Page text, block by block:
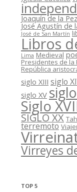
Joaquín de la
José Agustín de
José de San Martín
Libros
Lima Medieval
Presidentes de la
República
siglo XIII siglo
siglo XV
Siglo
SIGLO XX
terremoto
Virreyes
TOP 5